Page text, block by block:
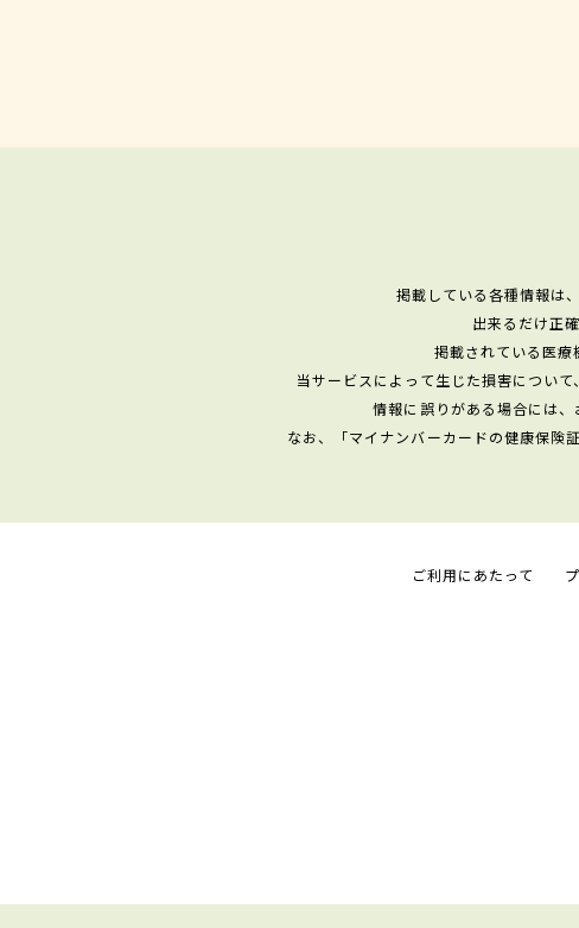
掲載している各種情報は
出来るだけ正
掲載されている医療
当サービスによって生じた損害につい
情報に誤りがある場合には
なお、「マイナンバーカードの健康保険
ご利用にあたって